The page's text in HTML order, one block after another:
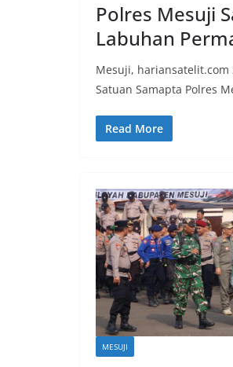
Polres Mesuji
Labuhan
Mesuji,
Satuan Samapta Polres
Read More
MESUJI